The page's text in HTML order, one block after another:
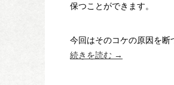
保つことができます。
今回はそのコケの原因を断
続きを読む →